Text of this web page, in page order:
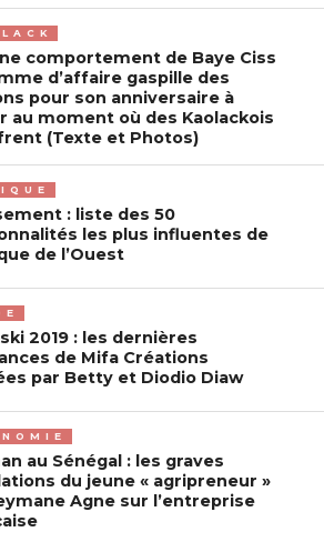
comportement de Baye Ciss
d’affaire gaspille des
pour son anniversaire à
au moment où des Kaolackois
(Texte et Photos)
: liste des 50
les plus influentes de
de l’Ouest
2019 : les dernières
de Mifa Créations
par Betty et Diodio Diaw
au Sénégal : les graves
du jeune « agripreneur »
Agne sur l’entreprise